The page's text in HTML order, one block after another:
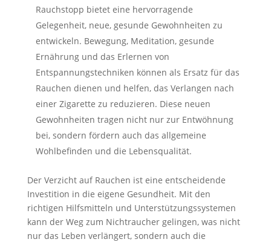
Rauchstopp bietet eine hervorragende
Gelegenheit, neue, gesunde Gewohnheiten zu
entwickeln. Bewegung, Meditation, gesunde
Ernährung und das Erlernen von
Entspannungstechniken können als Ersatz für das
Rauchen dienen und helfen, das Verlangen nach
einer Zigarette zu reduzieren. Diese neuen
Gewohnheiten tragen nicht nur zur Entwöhnung
bei, sondern fördern auch das allgemeine
Wohlbefinden und die Lebensqualität.
Der Verzicht auf Rauchen ist eine entscheidende
Investition in die eigene Gesundheit. Mit den
richtigen Hilfsmitteln und Unterstützungssystemen
kann der Weg zum Nichtraucher gelingen, was nicht
nur das Leben verlängert, sondern auch die